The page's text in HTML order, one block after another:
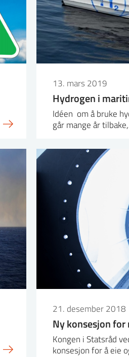
13. mars 2019
Hydrogen i
Idéen om å bruke
går mange år
21. desember 2018
Ny konsesjon
Kongen i Statsråd
konsesjon for å eie